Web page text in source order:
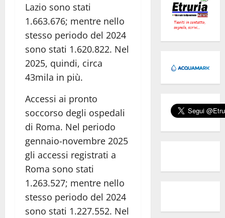
Lazio sono stati
1.663.676; mentre nello
stesso periodo del 2024
sono stati 1.620.822. Nel
2025, quindi, circa
43mila in più.
Accessi ai pronto
soccorso degli ospedali
di Roma. Nel periodo
gennaio-novembre 2025
gli accessi registrati a
Roma sono stati
1.263.527; mentre nello
stesso periodo del 2024
sono stati 1.227.552. Nel